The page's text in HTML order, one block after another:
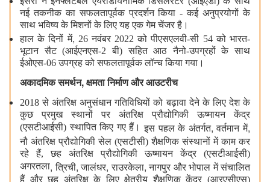
नई तकनीक का सफलतापूर्वक प्रदर्शन किया - कई अनुप्रयोगों के
साथ भविष्य के मिशनों के लिए यह एक गेम चेंजर है।
हाल के दिनों में, 26 नवंबर 2022 को पीएसएलवी-सी 54 को भारत-
भूटान सैट (आईएनएस-2 बी) सहित आठ नैनो-उपग्रहों के साथ
ईओएस-06 उपग्रह को सफलतापूर्वक लॉन्च किया गया।
अकादमिक समर्थन, क्षमता निर्माण और आउटरीच
2018 से अंतरिक्ष अनुसंधान गतिविधियों को बढ़ावा देने के लिए देश के
कुछ प्रमुख स्थानों पर अंतरिक्ष प्रौद्योगिकी ऊष्मायन केंद्र
(एसटीआईसी) स्थापित किए गए हैं। इस पहल के अंतर्गत,वर्तमान में,
नौ अंतरिक्ष प्रौद्योगिकी सेल (एसटीसी) शैक्षणिक संस्थानों में काम कर
रहे हैं, छह अंतरिक्ष प्रौद्योगिकी ऊष्मायन केंद्र (एसटीआईसी)
अगरतला,त्रिची,जालंधर,राउरकेला,नागपुर और भोपाल में संचालित